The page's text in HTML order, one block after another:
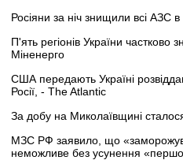
Росіяни за ніч знищили всі АЗС
П'ять регіонів України частково
Міненерго
США передають Україні
Росії, - The Atlantic
За добу на Миколаївщині
МЗС РФ заявило, що
неможливе без усунення